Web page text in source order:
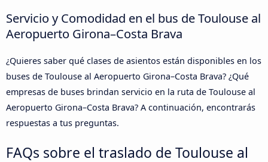
Servicio y Comodidad en el bus de Toulouse al
Aeropuerto Girona–Costa Brava
¿Quieres saber qué clases de asientos están disponibles en los
buses de Toulouse al Aeropuerto Girona–Costa Brava? ¿Qué
empresas de buses brindan servicio en la ruta de Toulouse al
Aeropuerto Girona–Costa Brava? A continuación, encontrarás
respuestas a tus preguntas.
FAQs sobre el traslado de Toulouse al